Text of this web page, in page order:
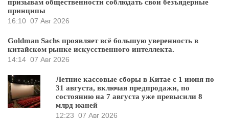
призывам общественности соблюдать свои безъядерные
принципы
16:10 07 Авг 2026
Goldman Sachs проявляет всё большую уверенность в
китайском рынке искусственного интеллекта.
14:14 07 Авг 2026
Летние кассовые сборы в Китае с 1 июня по
31 августа, включая предпродажи, по
состоянию на 7 августа уже превысили 8
млрд юаней
12:23 07 Авг 2026